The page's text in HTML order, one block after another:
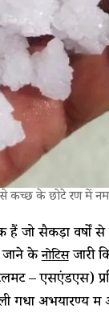
से कच्छ के छोटे रण में
हैं जो सैकड़ों
जाने केनोटिसजारी
– एसएंडएस)
अभयारण्य में